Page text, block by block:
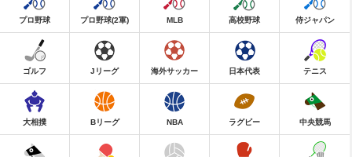
プロ野球 プロ野球(2軍) MLB 高校野球 侍ジャパン
ゴルフ Jリーグ 海外サッカー 日本代表 テニス
大相撲 Bリーグ NBA ラグビー 中央競馬